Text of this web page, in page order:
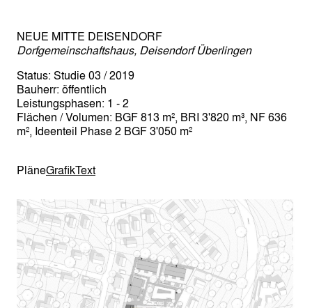
NEUE MITTE DEISENDORF
Dorfgemeinschaftshaus, Deisendorf Überlingen
Status: Studie 03 / 2019
Bauherr: öffentlich
Leistungsphasen: 1 - 2
Flächen / Volumen: BGF 813 m², BRI 3'820 m³, NF 636
m², Ideenteil Phase 2 BGF 3'050 m²
PläneGrafikText